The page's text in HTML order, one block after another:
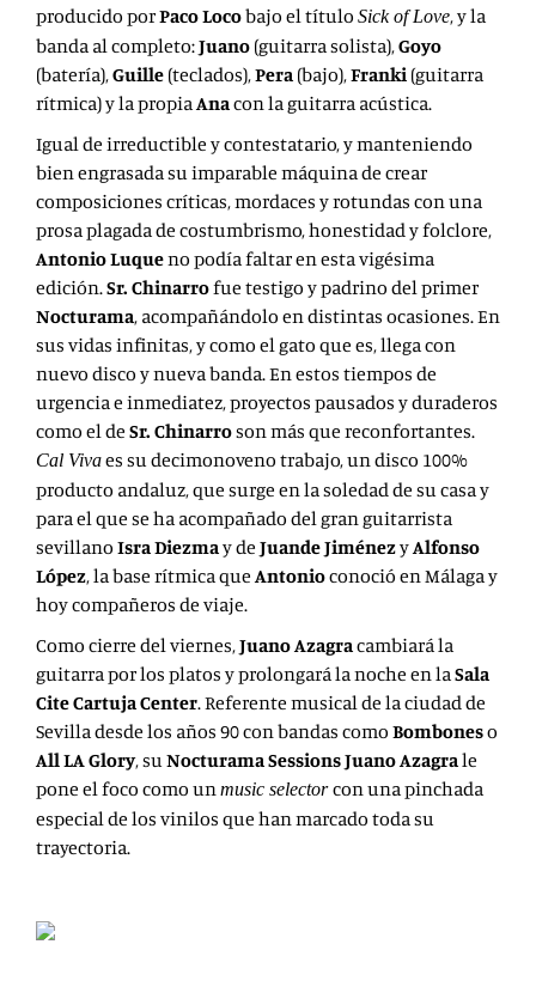
producido porPaco Locobajo el título Sick of Love, y la
banda al completo:Juano (guitarra solista),Goyo
(batería),Guille (teclados),Pera (bajo),Franki (guitarra
rítmica) y la propiaAnacon la guitarra acústica.
Igual de irreductible y contestatario, y manteniendo
bien engrasada su imparable máquina de crear
composiciones críticas, mordaces y rotundas con una
prosa plagada de costumbrismo, honestidad y folclore,
Antonio Luqueno podía faltar en esta vigésima
edición.Sr. Chinarrofue testigo y padrino del primer
Nocturama, acompañándolo en distintas ocasiones. En
sus vidas infinitas, y como el gato que es, llega con
nuevo disco y nueva banda. En estos tiempos de
urgencia e inmediatez, proyectos pausados y duraderos
como el de Sr. Chinarroson más que reconfortantes.
Cal Vivaes su decimonoveno trabajo, un disco 100%
producto andaluz, que surge en la soledad de su casa y
para el que se ha acompañado del gran guitarrista
sevillano Isra Diezmay de Juande JiménezyAlfonso
López, la base rítmica queAntonioconoció en Málaga y
hoy compañeros de viaje.
Como cierre del viernes,Juano Azagracambiará la
guitarra por los platos y prolongará la noche en laSala
Cite Cartuja Center. Referente musical de la ciudad de
Sevilla desde los años 90 con bandas como Bomboneso
All LA Glory, suNocturama Sessions Juano Azagrale
pone el foco como unmusic selectorcon una pinchada
especial de los vinilos que han marcado toda su
trayectoria.